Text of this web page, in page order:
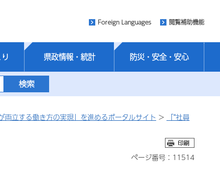
Foreign Languages 閲覧補助機能
県政情報・統計 防災・安全・安心
両立する働き方の実現」を進めるポータルサイト > 「“社員
ページ番号：11514